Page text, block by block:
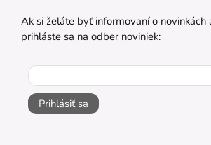
Ak si želáte byť informovaní o novinkách
prihláste sa na odber noviniek:
Prihlásiť sa